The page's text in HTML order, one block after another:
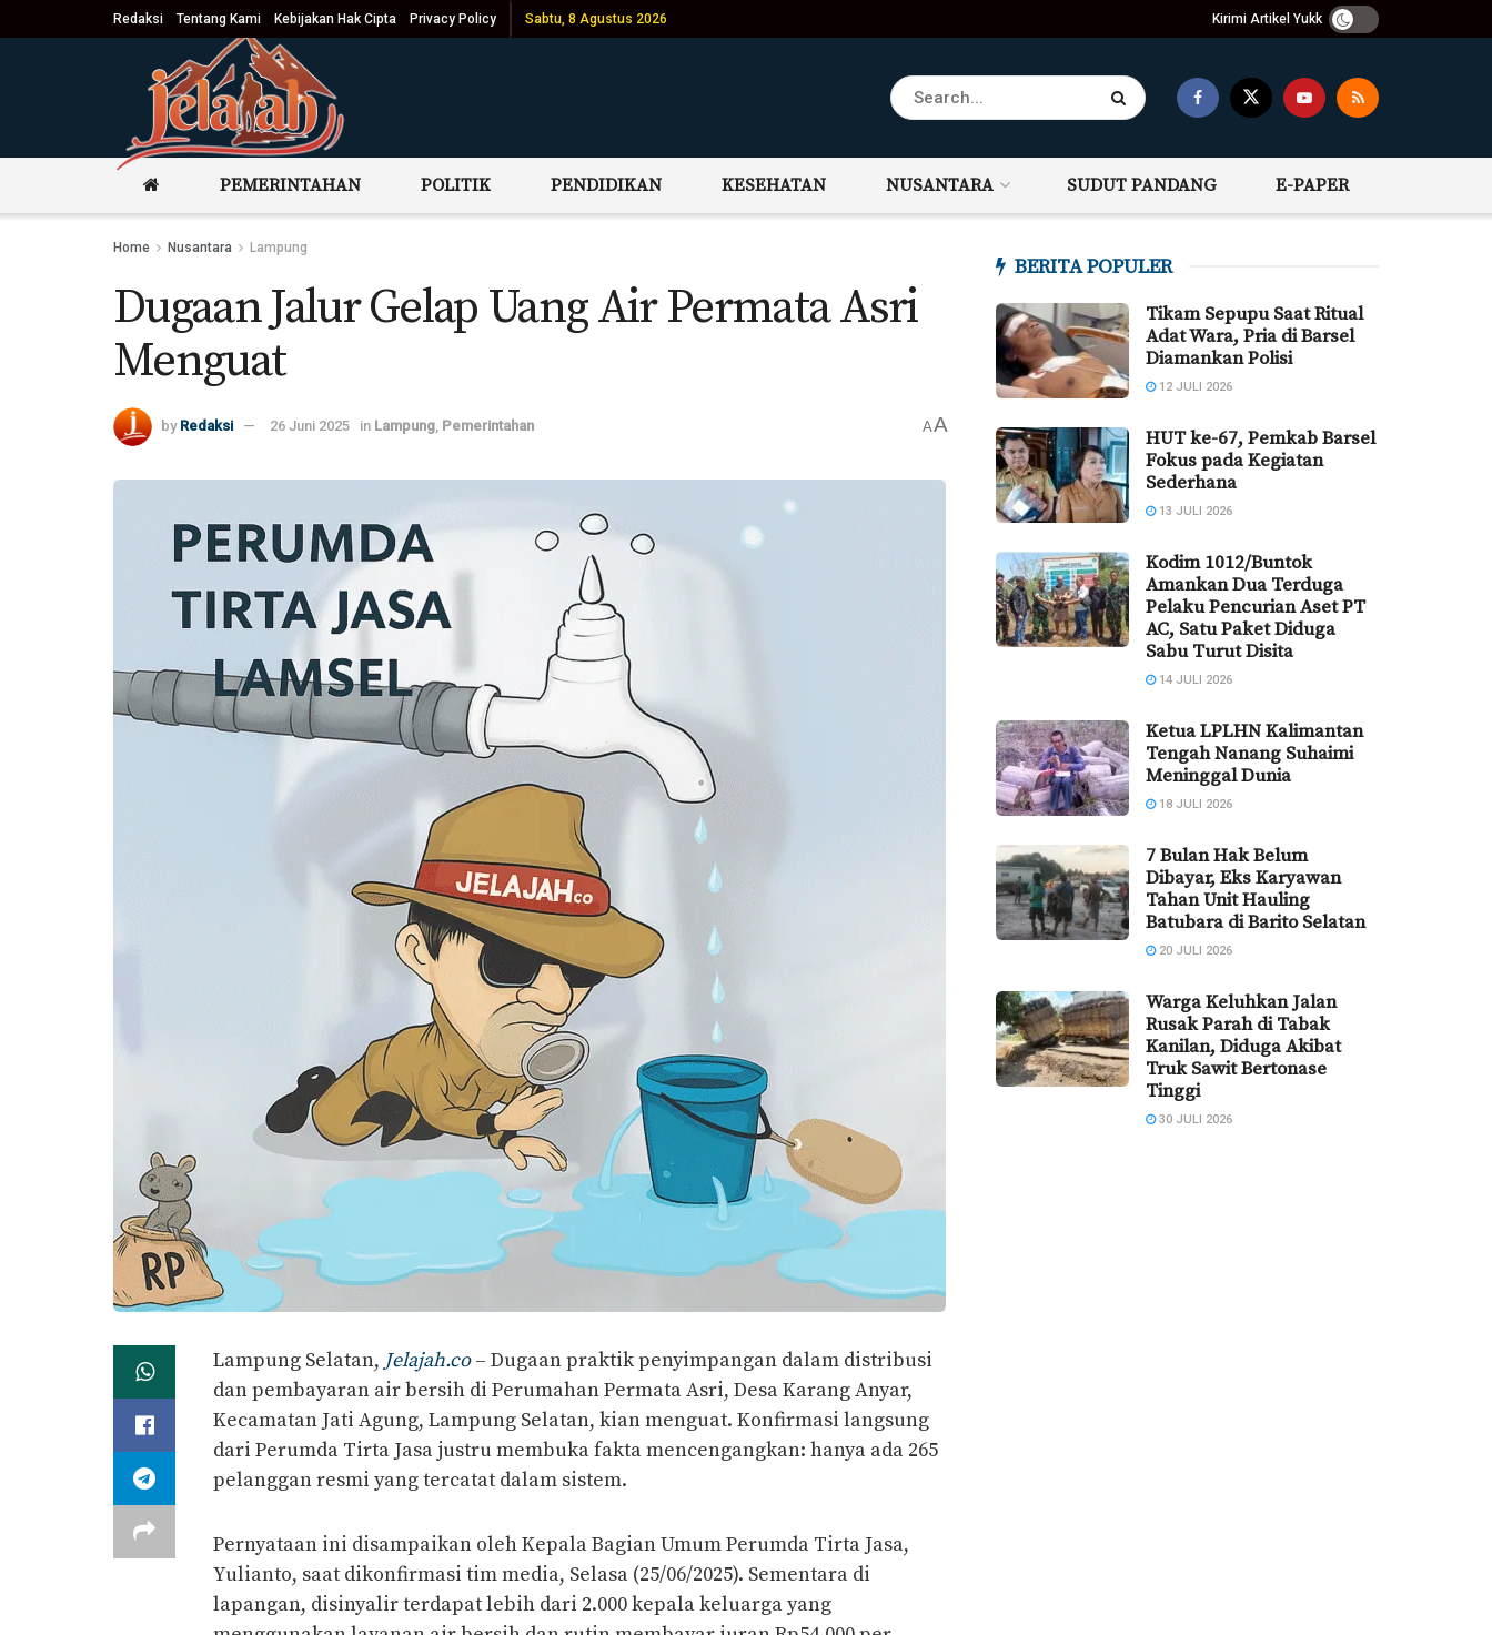
Redaksi Tentang Kami Kebijakan Hak Cipta Privacy Policy Sabtu, 8 Agustus 2026 Kirimi Artikel Yukk
PEMERINTAHAN POLITIK PENDIDIKAN KESEHATAN NUSANTARA SUDUT PANDANG E-PAPER
Home Nusantara Lampung
Dugaan Jalur Gelap Uang Air Permata Asri
Menguat
by Redaksi 26 Juni 2025 in Lampung Pemerintahan AA
Lampung Selatan, Jelajah.co– Dugaan praktik penyimpangan dalam distribusi
dan pembayaran air bersih di Perumahan Permata Asri, Desa Karang Anyar,
Kecamatan Jati Agung, Lampung Selatan, kian menguat. Konfirmasi langsung
dari Perumda Tirta Jasa justru membuka fakta mencengangkan: hanya ada 265
pelanggan resmi yang tercatat dalam sistem.
Pernyataan ini disampaikan oleh Kepala Bagian Umum Perumda Tirta Jasa,
Yulianto, saat dikonfirmasi tim media, Selasa (25/06/2025). Sementara di
lapangan, disinyalir terdapat lebih dari 2.000 kepala keluarga yang
BERITA POPULER
Tikam Sepupu Saat Ritual
Adat Wara, Pria di Barsel
Diamankan Polisi
12 JULI 2026
HUT ke-67, Pemkab Barsel
Fokus pada Kegiatan
Sederhana
13 JULI 2026
Kodim 1012/Buntok
Amankan Dua Terduga
Pelaku Pencurian Aset PT
AC, Satu Paket Diduga
Sabu Turut Disita
14 JULI 2026
Ketua LPLHN Kalimantan
Tengah Nanang Suhaimi
Meninggal Dunia
18 JULI 2026
7 Bulan Hak Belum
Dibayar, Eks Karyawan
Tahan Unit Hauling
Batubara di Barito Selatan
20 JULI 2026
Warga Keluhkan Jalan
Rusak Parah di Tabak
Kanilan, Diduga Akibat
Truk Sawit Bertonase
Tinggi
30 JULI 2026